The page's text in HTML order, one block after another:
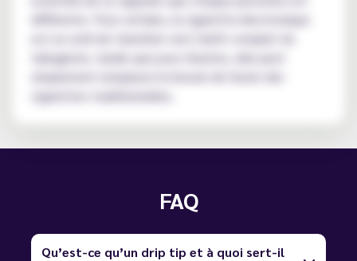
différente. Pour certains, la cigarette électronique
tabagisme, tandis que pour d'autres, elle peut
cigarettes traditionnelles.
FAQ
Qu’est-ce qu’un drip tip et à quoi sert-il